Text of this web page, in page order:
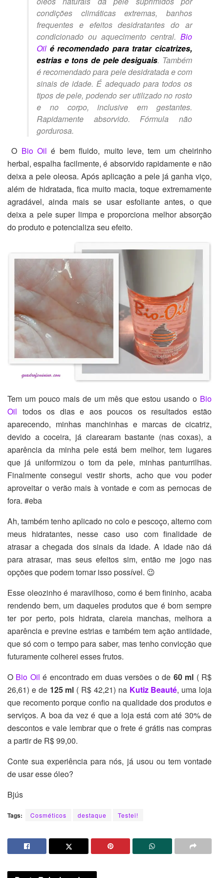
condições climáticas extremas, banhos
frequentes e efeitos desidratantes do ar
condicionado ou aquecimento central. Bio
Oil é recomendado para tratar cicatrizes,
estrias e tons de pele desiguais. Também
é recomendado para pele desidratada e com
sinais de idade. É adequado para todos os
tipos de pele, podendo ser utilizado no rosto
e no corpo, inclusive em gestantes.
Rapidamente absorvido. Fórmula não
gordurosa.
O Bio Oil é bem fluido, muito leve, tem um cheirinho
herbal, espalha facilmente, é absorvido rapidamente e não
deixa a pele oleosa. Após aplicação a pele já ganha viço,
além de hidratada, fica muito macia, toque extremamente
agradável, ainda mais se usar esfoliante antes, o que
deixa a pele super limpa e proporciona melhor absorção
do produto e potencializa seu efeito.
Tem um pouco mais de um mês que estou usando o Bio
Oil todos os dias e aos poucos os resultados estão
aparecendo, minhas manchinhas e marcas de cicatriz,
devido a coceira, já clarearam bastante (nas coxas), a
aparência da minha pele está bem melhor, tem lugares
que já uniformizou o tom da pele, minhas panturrilhas.
Finalmente consegui vestir shorts, acho que vou poder
aproveitar o verão mais à vontade e com as pernocas de
fora. #eba
Ah, também tenho aplicado no colo e pescoço, alterno com
meus hidratantes, nesse caso uso com finalidade de
atrasar a chegada dos sinais da idade. A idade não dá
para atrasar, mas seus efeitos sim, então me jogo nas
opções que podem tornar isso possível. 😉
Esse oleozinho é maravilhoso, como é bem fininho, acaba
rendendo bem, um daqueles produtos que é bom sempre
ter por perto, pois hidrata, clareia manchas, melhora a
aparência e previne estrias e também tem ação antiidade,
que só com o tempo para saber, mas tenho convicção que
futuramente colherei esses frutos.
O Bio Oilé encontrado em duas versões o de 60 ml ( R$
26,61) e de 125 ml ( R$ 42,21) na Kutiz Beauté, uma loja
que recomento porque confio na qualidade dos produtos e
serviços. A boa da vez é que a loja está com até 30% de
descontos e vale lembrar que o frete é grátis nas compras
a partir de R$ 99,00.
Conte sua experiência para nós, já usou ou tem vontade
de usar esse óleo?
Bjús
Tags: Cosméticos destaque Testei!